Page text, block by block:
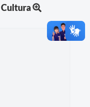
Cultura